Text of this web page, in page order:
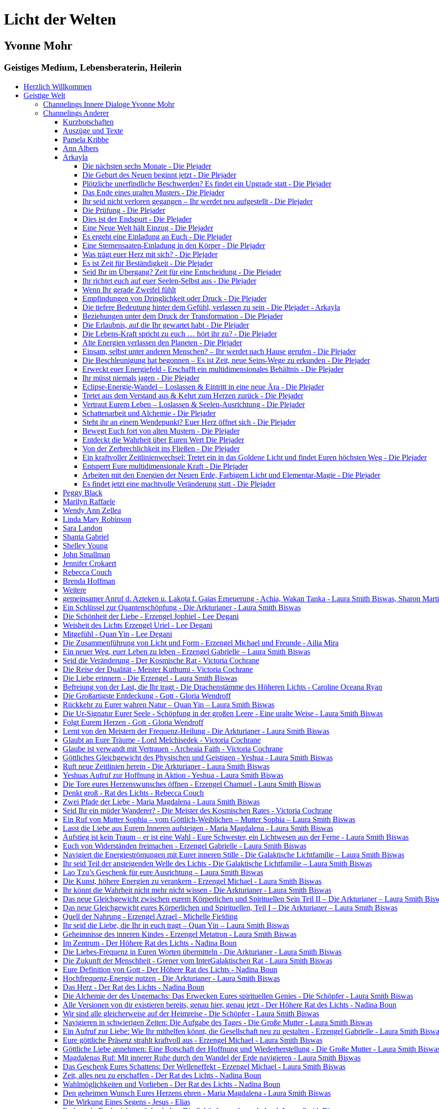
Licht der Welten
Yvonne Mohr
Geistiges Medium, Lebensberaterin, Heilerin
Herzlich Willkommen
Geistige Welt
Channelings Innere Dialoge Yvonne Mohr
Channelings Anderer
Kurzbotschaften
Auszüge und Texte
Pamela Kribbe
Ann Albers
Arkayla
Die nächsten sechs Monate - Die Plejader
Die Geburt des Neuen beginnt jetzt - Die Plejader
Plötzliche unerfindliche Beschwerden? Es findet ein Upgrade statt - Die Plejader
Das Ende eines uralten Musters - Die Plejader
Ihr seid nicht verloren gegangen – Ihr werdet neu aufgestellt - Die Plejader
Die Prüfung - Die Plejader
Dies ist der Endspurt - Die Plejader
Eine Neue Welt hält Einzug - Die Plejader
Es ergeht eine Einladung an Euch - Die Plejader
Eine Sternensaaten-Einladung in den Körper - Die Plejader
Was trägt euer Herz mit sich? - Die Plejader
Es ist Zeit für Beständigkeit - Die Plejader
Seid Ihr im Übergang? Zeit für eine Entscheidung - Die Plejader
Ihr richtet euch auf euer Seelen-Selbst aus - Die Plejader
Wenn Ihr gerade Zweifel fühlt
Empfindungen von Dringlichkeit oder Druck - Die Plejader
Die tiefere Bedeutung hinter dem Gefühl, verlassen zu sein - Die Plejader - Arkayla
Beziehungen unter dem Druck der Transformation - Die Plejader
Die Erlaubnis, auf die Ihr gewartet habt - Die Plejader
Die Lebens-Kraft spricht zu euch … hört ihr zu? - Die Plejader
Alte Energien verlassen den Planeten - Die Plejader
Einsam, selbst unter anderen Menschen? – Ihr werdet nach Hause gerufen - Die Plejader
Die Beschleunigung hat begonnen – Es ist Zeit, neue Seins-Wege zu erkunden - Die Plejader
Erweckt euer Energiefeld - Erschafft ein multidimensionales Behältnis - Die Plejader
Ihr müsst niemals jagen - Die Plejader
Eclipse-Energie-Wandel – Loslassen & Eintritt in eine neue Ära - Die Plejader
Tretet aus dem Verstand aus & Kehrt zum Herzen zurück - Die Plejader
Vertraut Eurem Leben – Loslassen & Seelen-Ausrichtung - Die Plejader
Schattenarbeit und Alchemie - Die Plejader
Steht ihr an einem Wendepunkt? Euer Herz öffnet sich - Die Plejader
Bewegt Euch fort von alten Mustern - Die Plejader
Entdeckt die Wahrheit über Euren Wert Die Plejader
Von der Zerbrechlichkeit ins Fließen - Die Plejader
Ein kraftvoller Zeitlinienwechsel: Tretet ein in das Goldene Licht und findet Euren höchsten Weg - Die Plejader
Entsperrt Eure multidimensionale Kraft - Die Plejader
Arbeiten mit den Energien der Neuen Erde, Farbigem Licht und Elementar-Magie - Die Plejader
Es findet jetzt eine machtvolle Veränderung statt - Die Plejader
Peggy Black
Marilyn Raffaele
Wendy Ann Zellea
Linda Mary Robinson
Sara Landon
Shanta Gabriel
Shelley Young
John Smallman
Jennifer Crokaert
Rebecca Couch
Brenda Hoffman
Weitere
gemeinsamer Anruf d. Azteken u. Lakota f. Gaias Erneuerung - Achia, Wakan Tanka - Laura Smith Biswas, Sharon
Ein Schlüssel zur Quantenschöpfung - Die Arkturianer - Laura Smith Biswas
Die Schönheit der Liebe - Erzengel Jophiel - Lee Degani
Weisheit des Lichts Erzengel Uriel - Lee Degani
Mitgefühl - Quan Yin - Lee Degani
Die Zusammenführung von Licht und Form - Erzengel Michael und Freunde - Ailia Mira
Ein neuer Weg, euer Leben zu leben - Erzengel Gabrielle – Laura Smith Biswas
Seid die Veränderung - Der Kosmische Rat - Victoria Cochrane
Die Reise der Dualität - Meister Kuthumi - Victoria Cochrane
Die Liebe erinnern - Die Erzengel - Laura Smith Biswas
Befreiung von der Last, die Ihr tragt - Die Drachenstämme des Höheren Lichts - Caroline Oceana Ryan
Die Großartigste Entdeckung - Gott - Gloria Wendroff
Rückkehr zu Eurer wahren Natur – Quan Yin – Laura Smith Biswas
Die Ur-Signatur Eurer Seele - Schöpfung in der großen Leere - Eine uralte Weise - Laura Smith Biswas
Folgt Eurem Herzen - Gott - Gloria Wendroff
Lernt von den Meistern der Frequenz-Heilung - Die Arkturianer - Laura Smith Biswas
Glaubt an Eure Träume - Lord Melchisedek - Victoria Cochrane
Glaube ist verwandt mit Vertrauen - Archeaia Faith - Victoria Cochrane
Göttliches Gleichgewicht des Physischen und Geistigen - Yeshua - Laura Smith Biswas
Ruft neue Zeitlinien herein - Die Arkturianer - Laura Smith Biswas
Yeshuas Aufruf zur Hoffnung in Aktion - Yeshua - Laura Smith Biswas
Die Tore eures Herzenswunsches öffnen - Erzengel Chamuel - Laura Smith Biswas
Denkt groß - Rat des Lichts - Rebecca Couch
Zwei Pfade der Liebe - Maria Magdalena - Laura Smith Biswas
Seid Ihr ein müder Wanderer? - Die Meister des Kosmischen Rates - Victoria Cochrane
Ein Ruf von Mutter Sophia – vom Göttlich-Weiblichen – Mutter Sophia – Laura Smith Biswas
Lasst die Liebe aus Eurem Inneren aufsteigen - Maria Magdalena - Laura Smith Biswas
Aufstieg ist kein Traum – er ist eine Wahl - Eure Schwester, ein Lichtwesen aus der Ferne - Laura Smith Biswas
Euch von Widerständen freimachen - Erzengel Gabrielle - Laura Smith Biswas
Navigiert die Energieströmungen mit Eurer inneren Stille - Die Galaktische Lichtfamilie – Laura Smith Biswas
Ihr seid Teil der ansteigenden Welle des Lichts - Die Galaktische Lichtfamilie – Laura Smith Biswas
Lao Tzu’s Geschenk für eure Ausrichtung – Laura Smith Biswas
Die Kunst, höhere Energien zu verankern - Erzengel Michael - Laura Smith Biswas
Ihr könnt die Wahrheit nicht mehr nicht wissen - Die Arkturianer - Laura Smith Biswas
Das neue Gleichgewicht zwischen eurem Körperlichen und Spirituellen Sein Teil II – Die Arkturianer – Laura Smith
Das neue Gleichgewicht eures Körperlichen und Spirituellen, Teil I – Die Arkturianer – Laura Smith Biswas
Quell der Nahrung - Erzengel Azrael - Michelle Fielding
Ihr seid die Liebe, die Ihr in euch tragt – Quan Yin – Laura Smith Biswas
Geheimnisse des inneren Kindes - Erzengel Metatron - Laura Smith Biswas
Im Zentrum - Der Höhere Rat des Lichts - Nadina Boun
Die Liebes-Frequenz in Euren Worten übermitteln - Die Arkturianer - Laura Smith Biswas
Die Zukunft der Menschheit - Grener vom InterGalaktischen Rat - Laura Smith Biswas
Eure Definition von Gott - Der Höhere Rat des Lichts - Nadina Boun
Hochfrequenz-Energie nutzen - Die Arkturianer - Laura Smith Biswas
Das Herz - Der Rat des Lichts - Nadina Boun
Die Alchemie der des Ungemachs: Das Erwecken Eures spirituellen Genies - Die Schöpfer - Laura Smith Biswas
Alle Versionen von dir existieren bereits, genau hier, genau jetzt - Der Höhere Rat des Lichts - Nadina Boun
Wir sind alle gleicherweise auf der Heimreise - Die Schöpfer - Laura Smith Biswas
Navigieren in schwierigen Zeiten: Die Aufgabe des Tages - Die Große Mutter - Laura Smith Biswas
Ein Aufruf zur Liebe: Wie Ihr mithelfen könnt, die Gesellschaft neu zu gestalten - Erzengel Gabrielle - Laura Smith
Eure göttliche Präsenz strahlt kraftvoll aus - Erzengel Michael - Laura Smith Biswas
Göttliche Liebe annehmen: Eine Botschaft der Hoffnung und Wiederherstellung - Die Große Mutter - Laura Smith
Magdalenas Ruf: Mit innerer Ruhe durch den Wandel der Erde navigieren - Laura Smith Biswas
Das Geschenk Eures Schattens: Der Welleneffekt - Erzengel Michael - Laura Smith Biswas
Zeit, alles neu zu erschaffen - Der Rat des Lichts - Nadina Boun
Wahlmöglichkeiten und Vorlieben - Der Rat des Lichts - Nadina Boun
Den geheimen Wunsch Eures Herzens ehren - Maria Magdalena - Laura Smith Biswas
Die Wirkung Eines Segens - Jesus - Elias